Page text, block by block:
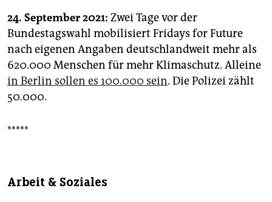
24. September 2021: Zwei Tage vor der
Bundestagswahl mobilisiert Fridays for Future
nach eigenen Angaben deutschlandweit mehr als
620.000 Menschen für mehr Klimaschutz. Alleine
in Berlin sollen es 100.000 sein. Die Polizei zählt
50.000.
*****
Arbeit & Soziales